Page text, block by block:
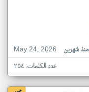
May 24, 2026
منذ شهرين
عدد الكلمات: ٢٥٤